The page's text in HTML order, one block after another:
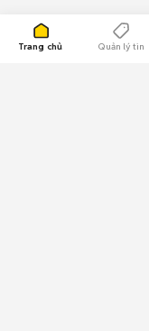
Trang chủ Quản lý tin